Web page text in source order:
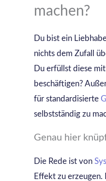
machen?
Du bist ein
nichts dem Zufall
Du erfüllst diese
beschäftigen?
für standardisierte
selbstständig zu
Genau hier
Die Rede ist von
Effekt zu